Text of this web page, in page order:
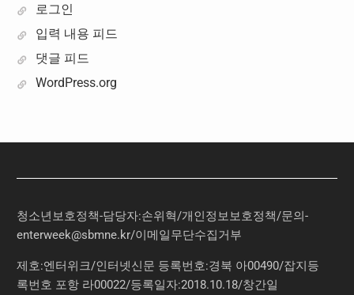
로그인
입력 내용 피드
댓글 피드
WordPress.org
청소년보호정책-담당자:손위혁/개인정보보호정책/문의-
enterweek@sbmne.kr/이메일무단수집거부
제호:엔터위크/인터넷신문 등록번호:경북 아00490/잡지등
록번호 포항 라00022/등록일자:2018.10.18/창간일